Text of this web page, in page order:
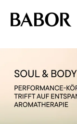
Zum